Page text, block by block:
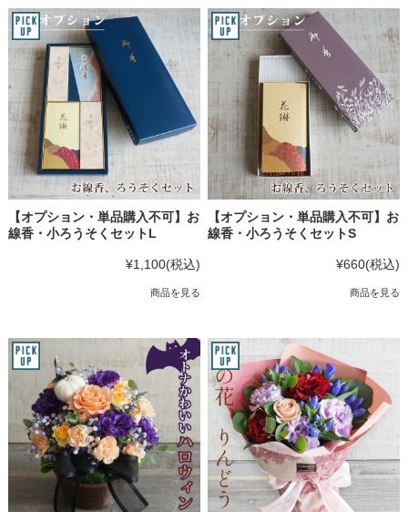
【オプション・単品購入不可】お
線香・小ろうそくセットL
¥1,100(税込)
商品を見る
【オプション・単品購入不可】お
線香・小ろうそくセットS
¥660(税込)
商品を見る